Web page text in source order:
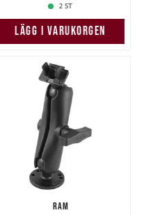
2 ST
LÄGG I VARUKORGEN
RAM